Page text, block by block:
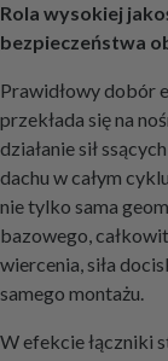
Rola wysokiej
bezpieczeństwa
Prawidłowy dobór
przekłada się na
działanie sił
dachu w całym
nie tylko sama
bazowego,
wiercenia, siła
samego montażu.
W efekcie łączniki